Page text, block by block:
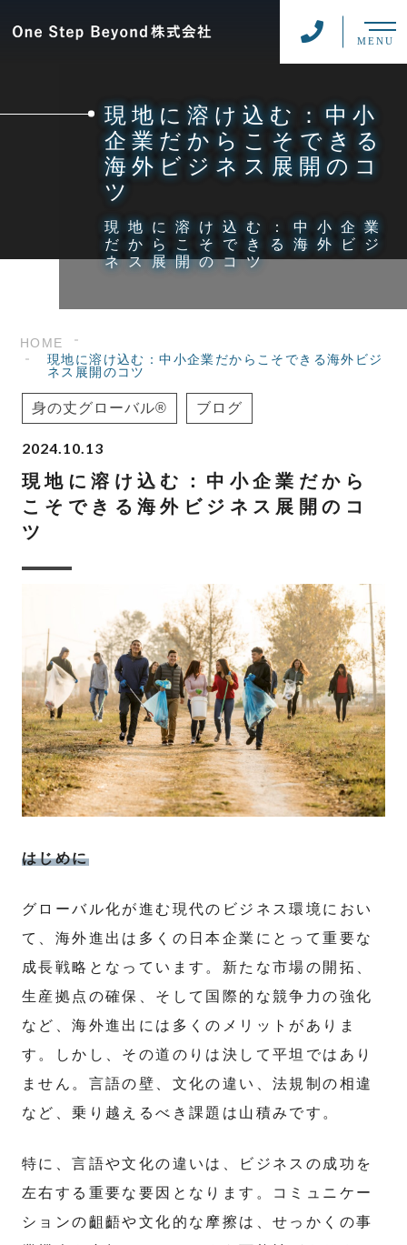
MENU
現地に溶け込む：中小
企業だからこそできる
海外ビジネス展開のコ
ツ
現地に溶け込む：中小企業
だからこそできる海外ビジ
ネス展開のコツ
HOME
現地に溶け込む：中小企業だからこそできる海外ビジ
ネス展開のコツ
身の丈グローバル® ブログ
2024.10.13
現地に溶け込む：中小企業だから
こそできる海外ビジネス展開のコ
ツ
はじめに
グローバル化が進む現代のビジネス環境におい
て、海外進出は多くの日本企業にとって重要な
成長戦略となっています。新たな市場の開拓、
生産拠点の確保、そして国際的な競争力の強化
など、海外進出には多くのメリットがありま
す。しかし、その道のりは決して平坦ではあり
ません。言語の壁、文化の違い、法規制の相違
など、乗り越えるべき課題は山積みです。
特に、言語や文化の違いは、ビジネスの成功を
左右する重要な要因となります。コミュニケー
ションの齟齬や文化的な摩擦は、せっかくの事